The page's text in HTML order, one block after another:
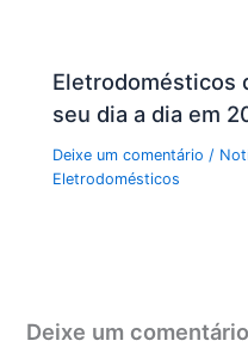
Eletrodomésticos
seu dia a dia em
Deixe um comentário /
Eletrodomésticos
Deixe um comentário